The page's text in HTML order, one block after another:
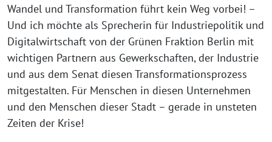
Wandel und Transformation führt kein Weg vorbei! –
Und ich möchte als Sprecherin für Industriepolitik und
Digitalwirtschaft von der Grünen Fraktion Berlin mit
wichtigen Partnern aus Gewerkschaften, der Industrie
und aus dem Senat diesen Transformationsprozess
mitgestalten. Für Menschen in diesen Unternehmen
und den Menschen dieser Stadt – gerade in unsteten
Zeiten der Krise!⁩